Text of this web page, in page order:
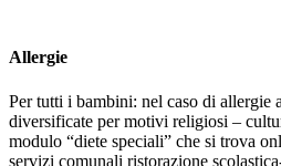
Allergie
Per tutti i bambini: nel caso di allergie
diversificate per motivi religiosi –
modulo “diete speciali” che si trova
servizi comunali ristorazione